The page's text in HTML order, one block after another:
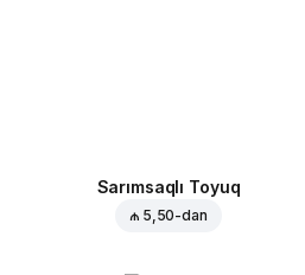
Sarımsaqlı Toyuq
₼ 5,50-dan